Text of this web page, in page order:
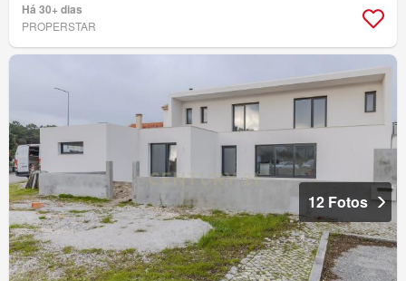
Há 30+ dias
PROPERSTAR
12 Fotos